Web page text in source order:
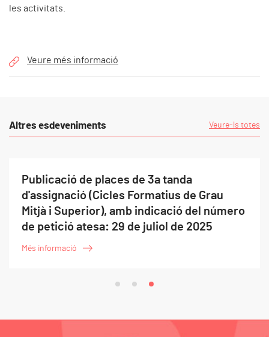
les activitats.
Veure més informació
Altres esdeveniments Veure-ls totes
Publicació de places de 3a tanda
d'assignació (Cicles Formatius de Grau
Mitjà i Superior), amb indicació del número
de petició atesa: 29 de juliol de 2025
Més informació